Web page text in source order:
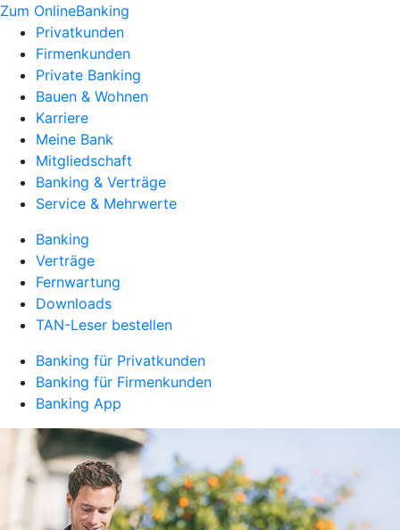
Zum OnlineBanking
Privatkunden
Firmenkunden
Private Banking
Bauen & Wohnen
Karriere
Meine Bank
Mitgliedschaft
Banking & Verträge
Service & Mehrwerte
Banking
Verträge
Fernwartung
Downloads
TAN-Leser bestellen
Banking für Privatkunden
Banking für Firmenkunden
Banking App